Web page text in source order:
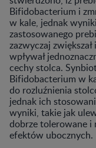
Bifidobacterium i
w kale, jednak
zastosowanego
zazwyczaj
wpływał
cechy stolca.
Bifidobacterium w
do rozluźnienia
jednak ich
wyniki, takie jak
dobrze tolerowane i
efektów ubocznych.